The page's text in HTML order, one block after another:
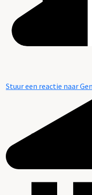
Stuur een reactie naar